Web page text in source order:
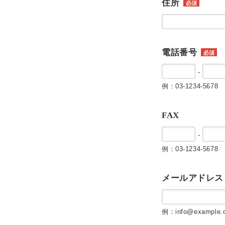
住所 必須
電話番号 必須
-
例：03-1234-5678
FAX
-
例：03-1234-5678
メールアドレス
例：